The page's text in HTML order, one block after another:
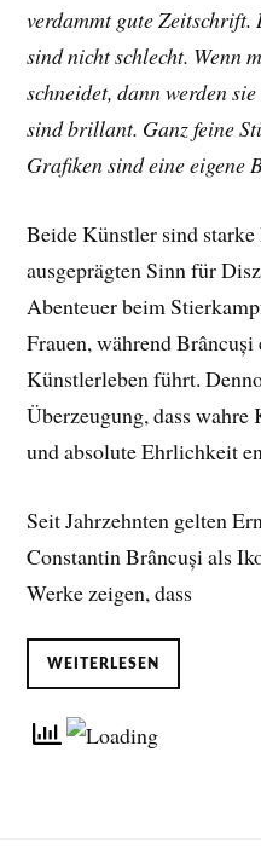
verdammt gute
sind nicht schlecht. Wenn
schneidet, dann werden
sind brillant. Ganz feine
Grafiken sind eine eigene
Beide Künstler sind
ausgeprägten Sinn für
Abenteuer beim
Frauen, während
Künstlerleben führt.
Überzeugung, dass
und absolute Ehrlichkeit
Seit Jahrzehnten gelten
Constantin Brâncuși als
Werke zeigen, dass
WEITERLESEN